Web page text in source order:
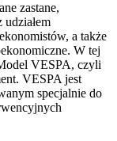
zastane,
a także
W tej
VESPA, czyli
VESPA jest
specjalnie do